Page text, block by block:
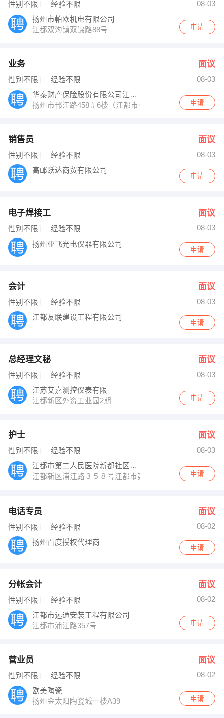
性别不限 经验不限
08-03
扬州市帕欧机电有限公司
江都双沟镇双锦路88号
申请
业务 面议
性别不限 经验不限
08-03
华泰财产保险股份有限公司江都业务部
扬州市邗江路458＃6楼（江都市车管所向西50米）
申请
销售员 面议
性别不限 经验不限
08-03
高邮跃达商贸有限公司
申请
电子焊接工 面议
性别不限 经验不限
08-03
扬州亚飞光电仪器有限公司
申请
会计 面议
性别不限 经验不限
08-03
江都友联建设工程有限公司
申请
总经理文秘 面议
性别不限 经验不限
08-03
江苏艾嘉测控仪表有限
江都新区外资工业园2期
申请
护士 面议
性别不限 经验不限
08-03
江都市第二人民医院新都社区卫生服务站
江都新区浦江路３５８号江都市第二人民医院新都社区卫
申请
电话专员 面议
性别不限 经验不限
08-02
扬州百度授权代理商
申请
分帐会计 面议
性别不限 经验不限
08-02
江都市远通安装工程有限公司
江都市浦江路357号
申请
营业员 面议
性别不限 经验不限
08-02
欧美陶瓷
扬州金太阳陶瓷城一楼A39
申请